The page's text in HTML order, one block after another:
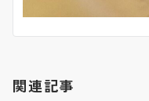
関連記事